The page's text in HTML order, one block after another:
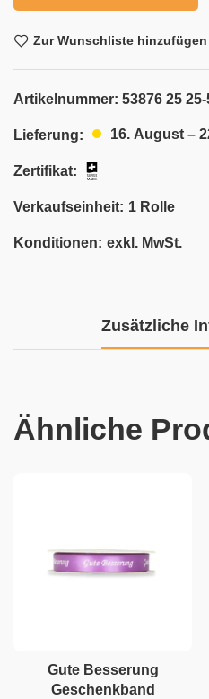
Zur Wunschliste hinzufügen
Artikelnummer: 53876 25
Lieferung: 16. August –
Zertifikat:
Verkaufseinheit: 1 Rolle
Konditionen: exkl. MwSt.
Zusätzliche
Ähnliche
Gute Besserung
Geschenkband